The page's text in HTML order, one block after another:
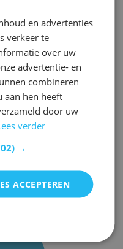
en advertenties
verkeer te
over uw
advertentie- en
combineren
aan hen heeft
door uw
verder
→
ACCEPTEREN